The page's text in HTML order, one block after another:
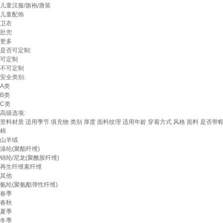
儿童汉服/旗袍/唐装
儿童配饰
卫衣
肚兜
更多
是否可定制:
可定制
不可定制
安全类别:
A类
B类
C类
高级选项:
里料材质 适用季节 填充物 类别 厚度 面料纹理 适用年龄 穿着方式 风格 面料 是否带
棉
山羊绒
涤纶(聚酯纤维)
锦纶/尼龙(聚酰胺纤维)
再生纤维素纤维
其他
氨纶(聚氨酯弹性纤维)
春季
春秋
夏季
冬季